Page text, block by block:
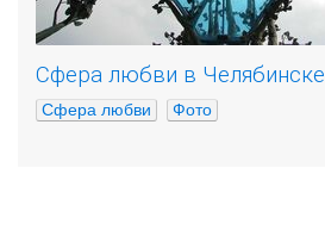
Сфера любви в Челябинске
Сфера любви Фото